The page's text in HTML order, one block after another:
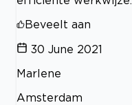
Beveelt aan
30 June 2021
Marlene
Amsterdam